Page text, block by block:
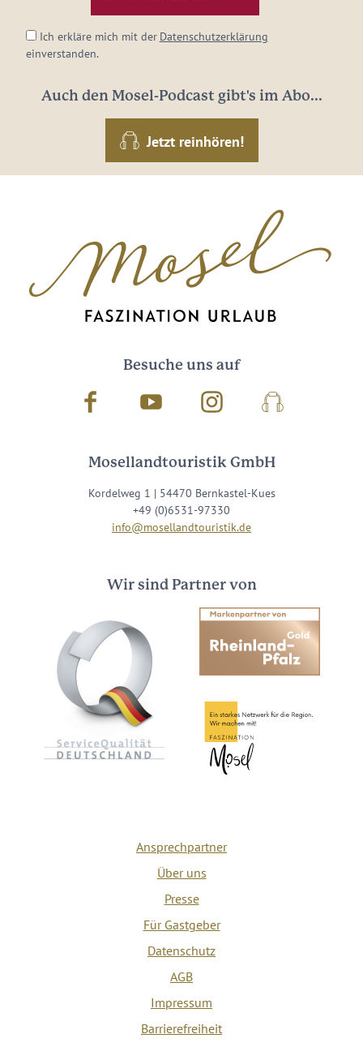
Ich erkläre mich mit der Datenschutzerklärung
einverstanden.
Auch den Mosel-Podcast gibt's im Abo...
Jetzt reinhören!
Besuche uns auf
Facebook Youtube InstagramPodcast
Mosellandtouristik GmbH
Kordelweg 1 | 54470 Bernkastel-Kues
+49 (0)6531-97330
info@mosellandtouristik.de
Wir sind Partner von
Ansprechpartner
Über uns
Presse
Für Gastgeber
Datenschutz
AGB
Impressum
Barrierefreiheit